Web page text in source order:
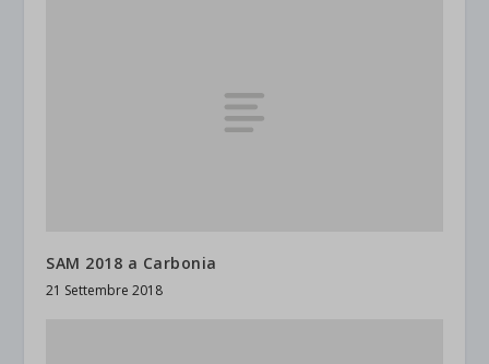
SAM 2018 a Carbonia
21 Settembre 2018